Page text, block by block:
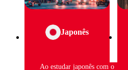
Japonês
Ao estudar japonês com o